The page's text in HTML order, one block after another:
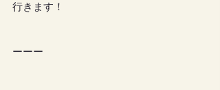
行きます！
ーーー